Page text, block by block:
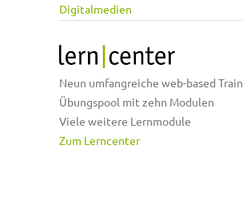
Digitalmedien
Neun umfangreiche web-based
Übungspool mit zehn Modulen
Viele weitere Lernmodule
Zum Lerncenter